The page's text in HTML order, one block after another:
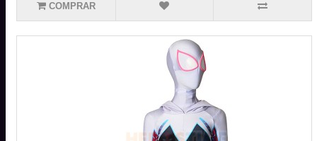
COMPRAR